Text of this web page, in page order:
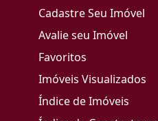
Cadastre Seu Imóvel
Avalie seu Imóvel
Favoritos
Imóveis Visualizados
Índice de Imóveis